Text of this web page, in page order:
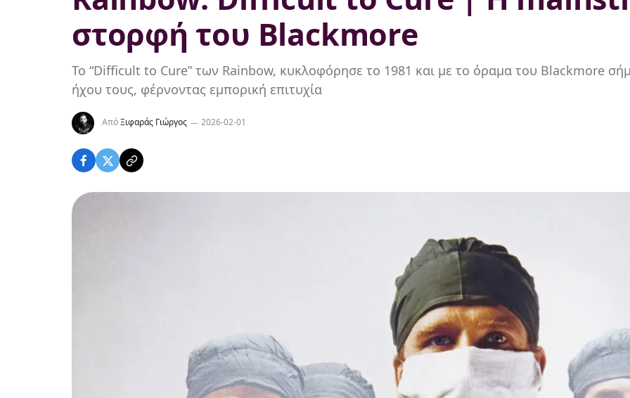
στορφή του Blackmore
Το “Difficult to Cure” των Rainbow, κυκλοφόρησε το 1981 και με το όραμα του Blackmore
ήχου τους, φέρνοντας εμπορική επιτυχία
ΑπόΞιφαράς Γιώργος 2026-02-01